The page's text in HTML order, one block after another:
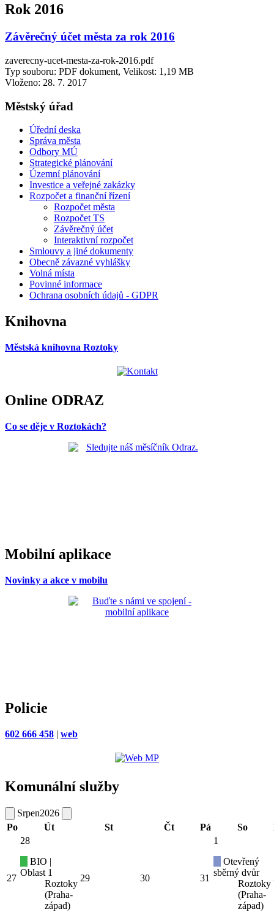
Rok 2016
Závěrečný účet města za rok 2016
zaverecny-ucet-mesta-za-rok-2016.pdf
Typ souboru: PDF dokument, Velikost: 1,19 MB
Vloženo: 28. 7. 2017
Městský úřad
Úřední deska
Správa města
Odbory MÚ
Strategické plánování
Územní plánování
Investice a veřejné zakázky
Rozpočet a finanční řízení
Rozpočet města
Rozpočet TS
Závěrečný účet
Interaktivní rozpočet
Smlouvy a jiné dokumenty
Obecně závazné vyhlášky
Volná místa
Povinné informace
Ochrana osobních údajů - GDPR
Knihovna
Městská knihovna Roztoky
Online ODRAZ
Co se děje v Roztokách?
Mobilní aplikace
Novinky a akce v mobilu
Policie
602 666 458 | web
Komunální služby
Srpen2026
Po
Út St Čt Pá So
27
28
BIO |
Oblast 1
Roztoky
(Praha-
západ)
29 30 31
1
Otevřený
sběrný dvůr
Roztoky
(Praha-
západ)